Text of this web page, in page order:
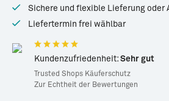
Sichere und flexible Lieferung oder
Liefertermin frei wählbar
Kundenzufriedenheit: Sehr gut
Trusted Shops Käuferschutz
Zur Echtheit der Bewertungen